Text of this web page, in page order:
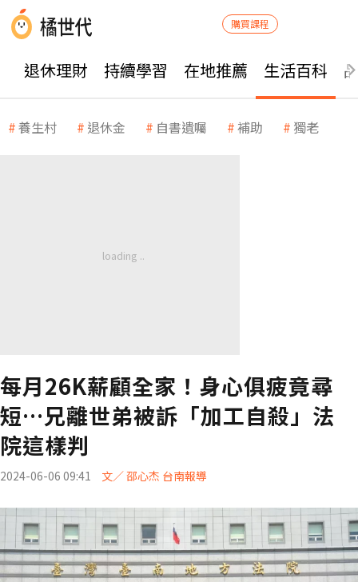
購買課程
退休理財 持續學習 在地推薦 生活百科
養生村 退休金 自書遺囑 補助 獨老
每月26K薪顧全家！身心俱疲竟尋
短…兄離世弟被訴「加工自殺」法
院這樣判
2024-06-06 09:41 文／ 邵心杰 台南報導